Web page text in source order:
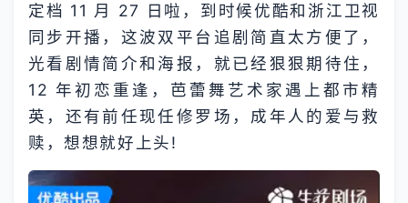
定档 11 月 27 日啦，到时候优酷和浙江卫视
同步开播，这波双平台追剧简直太方便了，
光看剧情简介和海报，就已经狠狠期待住，
12 年初恋重逢，芭蕾舞艺术家遇上都市精
英，还有前任现任修罗场，成年人的爱与救
赎，想想就好上头!​